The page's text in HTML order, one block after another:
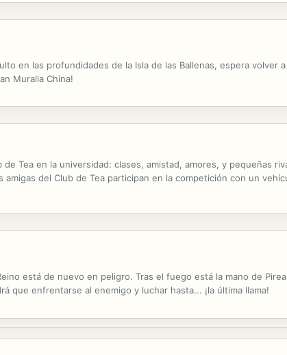
en las profundidades de la Isla de las Ballenas, espera volver
Muralla China!
Tea en la universidad: clases, amistad, amores, y pequeñas
del Club de Tea participan en la competición con un
está de nuevo en peligro. Tras el fuego está la mano de
que enfrentarse al enemigo y luchar hasta... ¡la última llama!